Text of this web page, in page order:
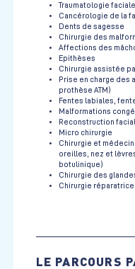
Traumatologie faciale
Cancérologie de la
Dents de sagesse
Chirurgie des
Affections des
Epithèses
Chirurgie assistée
Prise en charge
prothèse ATM)
Fentes labiales,
Malformations
Reconstruction
Micro chirurgie
Chirurgie et
oreilles, nez et
botulinique)
Chirurgie des
Chirurgie
LE PARCOURS